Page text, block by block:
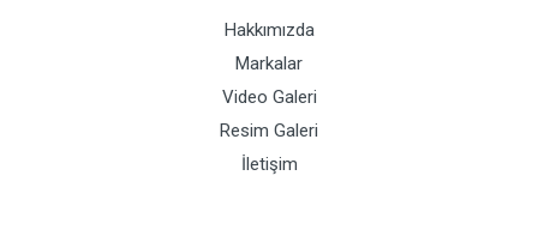
Hakkımızda
Markalar
Video Galeri
Resim Galeri
İletişim